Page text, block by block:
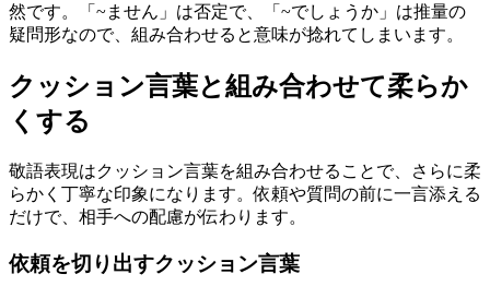
然です。「~ません」は否定で、「~でしょうか」は推量の
疑問形なので、組み合わせると意味が捻れてしまいます。
クッション言葉と組み合わせて柔らか
くする
敬語表現はクッション言葉を組み合わせることで、さらに柔
らかく丁寧な印象になります。依頼や質問の前に一言添える
だけで、相手への配慮が伝わります。
依頼を切り出すクッション言葉